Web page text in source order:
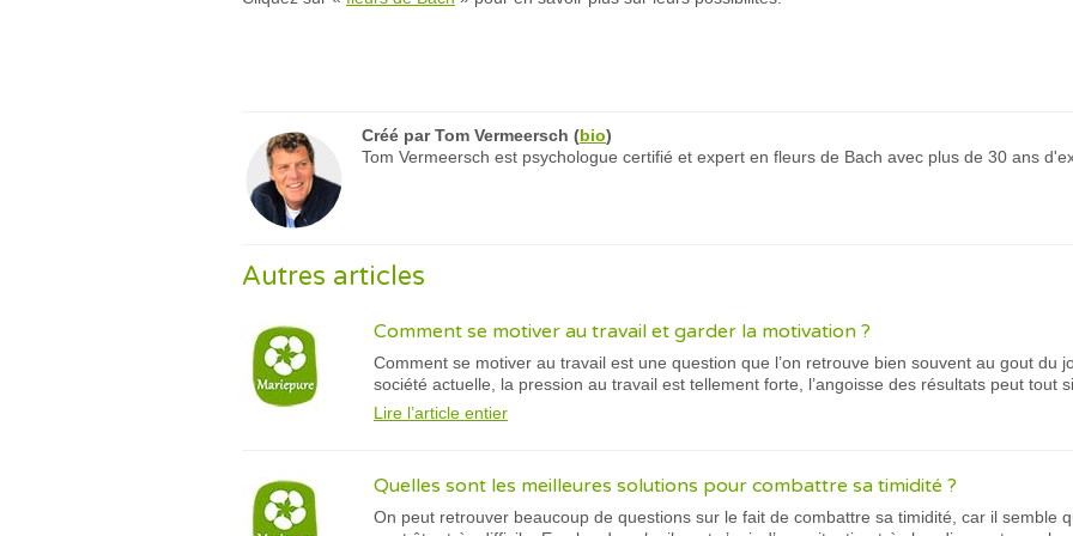
Créé parTom Vermeersch (bio)
Tom Vermeersch est psychologue certifié et expert en fleurs de Bach avec plus de 30 ans
Autres articles
Comment se motiver au travail et garder la motivation ?
Comment se motiver au travail est une question que l’on retrouve bien souvent au gout du
société actuelle, la pression au travail est tellement forte, l’angoisse des résultats peut tout
Lire l’article entier
Quelles sont les meilleures solutions pour combattre sa timidité ?
On peut retrouver beaucoup de questions sur le fait de combattre sa timidité, car il semble